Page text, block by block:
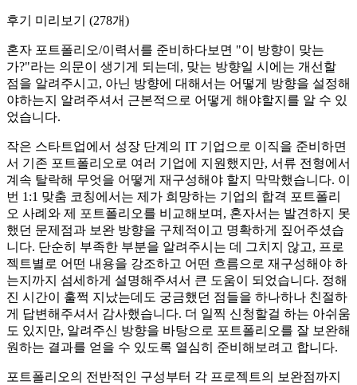
후기 미리보기 (278개)
혼자 포트폴리오/이력서를 준비하다보면 "이 방향이 맞는
가?"라는 의문이 생기게 되는데, 맞는 방향일 시에는 개선할
점을 알려주시고, 아닌 방향에 대해서는 어떻게 방향을 설정해
야하는지 알려주셔서 근본적으로 어떻게 해야할지를 알 수 있
었습니다.
작은 스타트업에서 성장 단계의 IT 기업으로 이직을 준비하면
서 기존 포트폴리오로 여러 기업에 지원했지만, 서류 전형에서
계속 탈락해 무엇을 어떻게 재구성해야 할지 막막했습니다. 이
번 1:1 맞춤 코칭에서는 제가 희망하는 기업의 합격 포트폴리
오 사례와 제 포트폴리오를 비교해보며, 혼자서는 발견하지 못
했던 문제점과 보완 방향을 구체적이고 명확하게 짚어주셨습
니다. 단순히 부족한 부분을 알려주시는 데 그치지 않고, 프로
젝트별로 어떤 내용을 강조하고 어떤 흐름으로 재구성해야 하
는지까지 섬세하게 설명해주셔서 큰 도움이 되었습니다. 정해
진 시간이 훌쩍 지났는데도 궁금했던 점들을 하나하나 친절하
게 답변해주셔서 감사했습니다. 더 일찍 신청할걸 하는 아쉬움
도 있지만, 알려주신 방향을 바탕으로 포트폴리오를 잘 보완해
원하는 결과를 얻을 수 있도록 열심히 준비해보려고 합니다.
포트폴리오의 전반적인 구성부터 각 프로젝트의 보완점까지